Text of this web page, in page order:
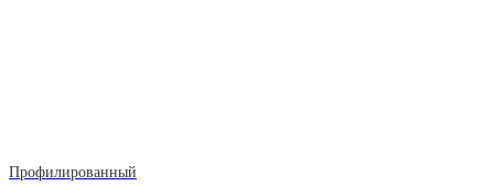
Профилированный